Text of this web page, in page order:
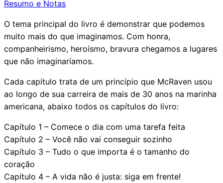
Resumo e Notas
O tema principal do livro é demonstrar que podemos
muito mais do que imaginamos. Com honra,
companheirismo, heroísmo, bravura chegamos a lugares
que não imaginaríamos.
Cada capítulo trata de um princípio que McRaven usou
ao longo de sua carreira de mais de 30 anos na marinha
americana, abaixo todos os capítulos do livro:
Capítulo 1 – Comece o dia com uma tarefa feita
Capítulo 2 – Você não vai conseguir sozinho
Capítulo 3 – Tudo o que importa é o tamanho do
coração
Capítulo 4 – A vida não é justa: siga em frente!